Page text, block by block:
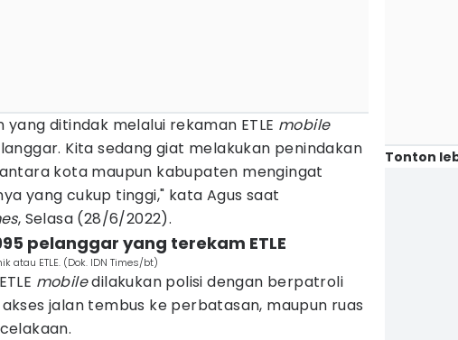
yang ditindak melalui rekaman ETLE mobile
Kita sedang giat melakukan penindakan
kota maupun kabupaten mengingat
yang cukup tinggi," kata Agus saat
, Selasa (28/6/2022).
pelanggar yang terekam ETLE
atau ETLE. (Dok. IDN Times/bt)
mobiledilakukan polisi dengan berpatroli
jalan tembus ke perbatasan, maupun ruas
Tonton